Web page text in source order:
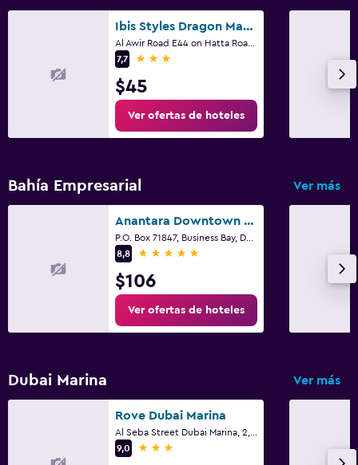
Ibis Styles Dragon Mart Dubai
7,7
3 estrellas
$45
Ver ofertas de hoteles
Bahía Empresarial Ver más
Anantara Downtown Dubai Hotel
8,8
5 estrellas
$106
Ver ofertas de hoteles
Dubai Marina Ver más
Rove Dubai Marina
9,0
3 estrellas